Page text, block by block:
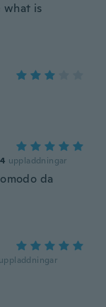
what is
4 uppladdningar
da
uppladdningar